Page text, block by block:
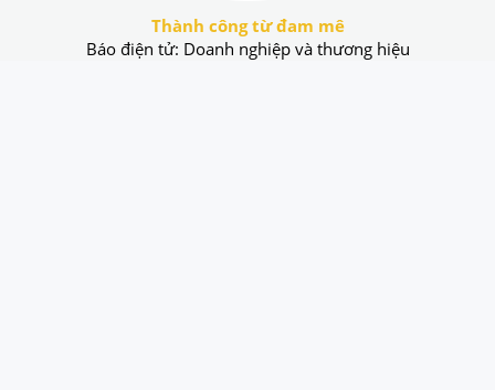
Thành công từ đam mê
Báo điện tử: Doanh nghiệp và thương hiệu